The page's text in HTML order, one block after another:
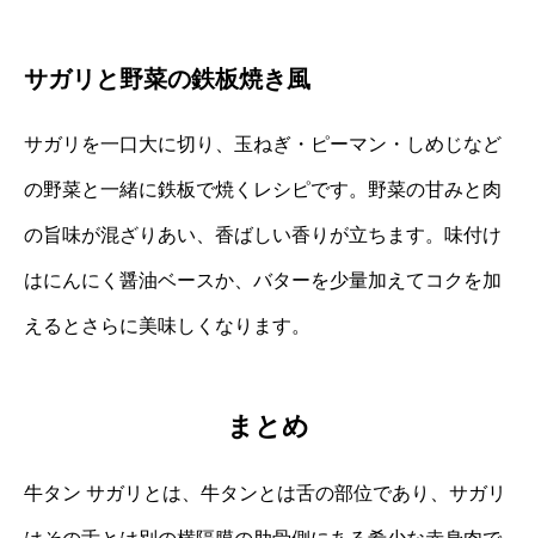
サガリと野菜の鉄板焼き風
サガリを一口大に切り、玉ねぎ・ピーマン・しめじなど
の野菜と一緒に鉄板で焼くレシピです。野菜の甘みと肉
の旨味が混ざりあい、香ばしい香りが立ちます。味付け
はにんにく醤油ベースか、バターを少量加えてコクを加
えるとさらに美味しくなります。
まとめ
牛タン サガリとは、牛タンとは舌の部位であり、サガリ